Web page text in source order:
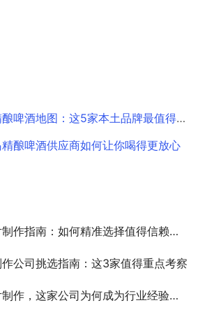
啤酒地图：这5家本土品牌最值得打卡
酿啤酒供应商如何让你喝得更放心
南：如何精准选择值得信赖的合作伙伴
公司挑选指南：这3家值得重点考察
，这家公司为何成为行业经验首选？